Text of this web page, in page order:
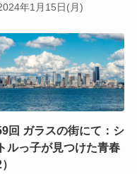
年1月15日(月)
回 ガラスの街にて：シ
ルっ子が見つけた青春